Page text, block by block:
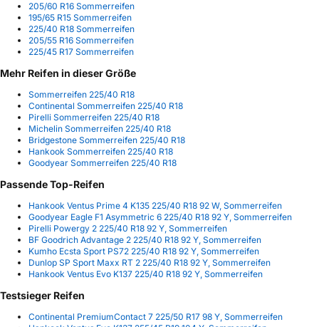
205/60 R16 Sommerreifen
195/65 R15 Sommerreifen
225/40 R18 Sommerreifen
205/55 R16 Sommerreifen
225/45 R17 Sommerreifen
Mehr Reifen in dieser Größe
Sommerreifen 225/40 R18
Continental Sommerreifen 225/40 R18
Pirelli Sommerreifen 225/40 R18
Michelin Sommerreifen 225/40 R18
Bridgestone Sommerreifen 225/40 R18
Hankook Sommerreifen 225/40 R18
Goodyear Sommerreifen 225/40 R18
Passende Top-Reifen
Hankook Ventus Prime 4 K135 225/40 R18 92 W, Sommerreifen
Goodyear Eagle F1 Asymmetric 6 225/40 R18 92 Y, Sommerreifen
Pirelli Powergy 2 225/40 R18 92 Y, Sommerreifen
BF Goodrich Advantage 2 225/40 R18 92 Y, Sommerreifen
Kumho Ecsta Sport PS72 225/40 R18 92 Y, Sommerreifen
Dunlop SP Sport Maxx RT 2 225/40 R18 92 Y, Sommerreifen
Hankook Ventus Evo K137 225/40 R18 92 Y, Sommerreifen
Testsieger Reifen
Continental PremiumContact 7 225/50 R17 98 Y, Sommerreifen